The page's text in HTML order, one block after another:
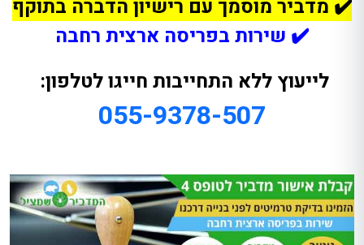
✔️ מדביר מוסמך עם רישיון הדברה בתוקף
✔️ שירות בפריסה ארצית רחבה
לייעוץ ללא התחייבות חייגו לטלפון:
055-9378-507